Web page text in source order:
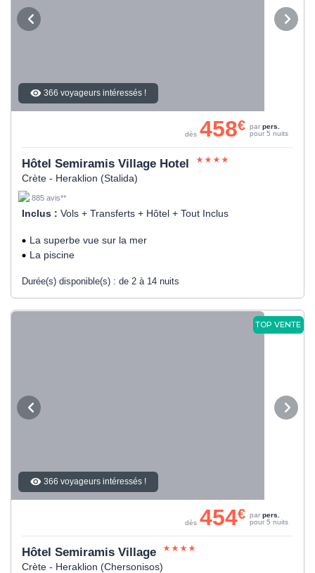
366 voyageurs intéressés !
Hôtel Semiramis Village Hotel
Crète - Heraklion (Stalida)
885 avis**
Inclus : Vols + Transferts + Hôtel + Tout Inclus
La superbe vue sur la mer
La piscine
Durée(s) disponible(s) : de 2 à 14 nuits
dès 458€ par pers.
pour 5 nuits
TOP VENTE
366 voyageurs intéressés !
Hôtel Semiramis Village
Crète - Heraklion (Chersonisos)
dès 454€ par pers.
pour 5 nuits